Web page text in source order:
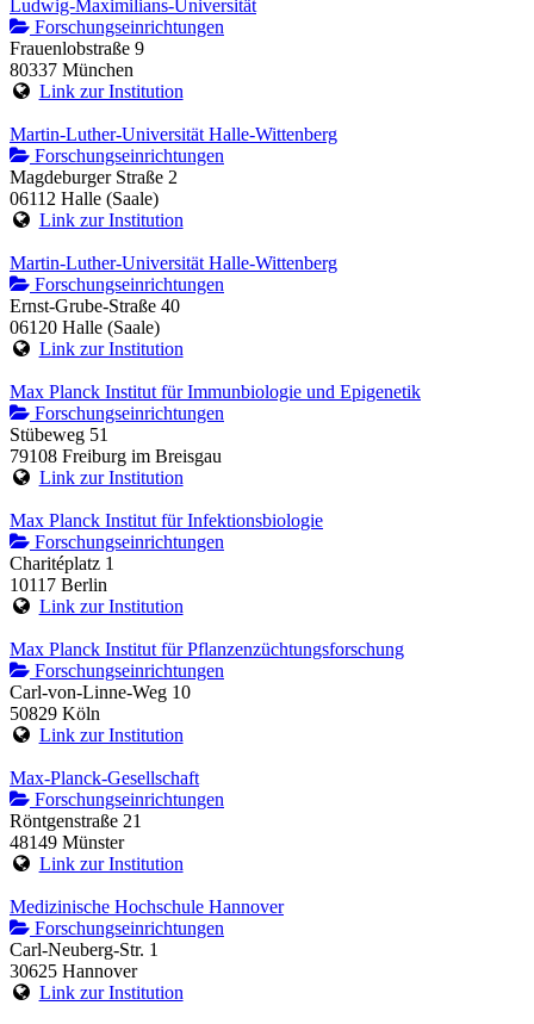
Ludwig-Maximilians-Universität
Forschungseinrichtungen
Frauenlobstraße 9
80337 München
Link zur Institution
Martin-Luther-Universität Halle-Wittenberg
Forschungseinrichtungen
Magdeburger Straße 2
06112 Halle (Saale)
Link zur Institution
Martin-Luther-Universität Halle-Wittenberg
Forschungseinrichtungen
Ernst-Grube-Straße 40
06120 Halle (Saale)
Link zur Institution
Max Planck Institut für Immunbiologie und Epigenetik
Forschungseinrichtungen
Stübeweg 51
79108 Freiburg im Breisgau
Link zur Institution
Max Planck Institut für Infektionsbiologie
Forschungseinrichtungen
Charitéplatz 1
10117 Berlin
Link zur Institution
Max Planck Institut für Pflanzenzüchtungsforschung
Forschungseinrichtungen
Carl-von-Linne-Weg 10
50829 Köln
Link zur Institution
Max-Planck-Gesellschaft
Forschungseinrichtungen
Röntgenstraße 21
48149 Münster
Link zur Institution
Medizinische Hochschule Hannover
Forschungseinrichtungen
Carl-Neuberg-Str. 1
30625 Hannover
Link zur Institution